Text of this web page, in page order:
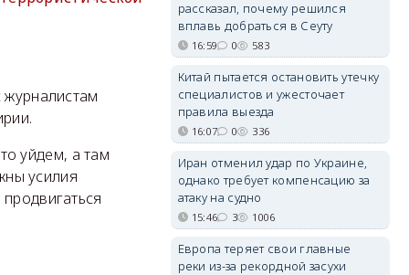
уйдем, а там
усилия
рассказал, почему решился
вплавь добраться в Сеуту
16:59 0 583
Китай пытается остановить утечку
специалистов и ужесточает
правила выезда
16:07 0 336
Иран отменил удар по Украине,
однако требует компенсацию за
атаку на судно
15:46 3 1006
Европа теряет свои главные
реки из-за рекордной засухи